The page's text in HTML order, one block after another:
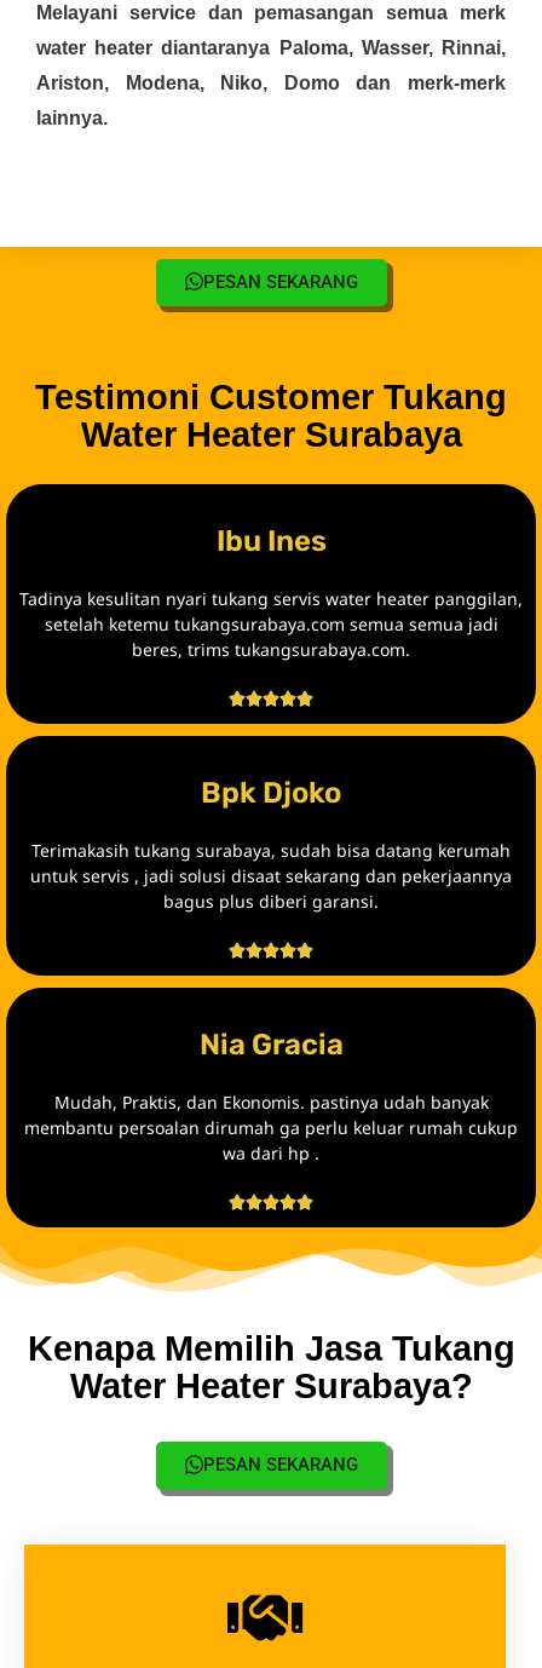
Melayani service dan pemasangan semua merk
water heater diantaranya Paloma, Wasser, Rinnai,
Ariston, Modena, Niko, Domo dan merk-merk
lainnya.
PESAN SEKARANG
Testimoni Customer Tukang
Water Heater Surabaya
Ibu Ines
Tadinya kesulitan nyari tukang servis water heater panggilan,
setelah ketemu tukangsurabaya.com semua semua jadi
beres, trims tukangsurabaya.com.

Bpk Djoko
Terimakasih tukang surabaya, sudah bisa datang kerumah
untuk servis , jadi solusi disaat sekarang dan pekerjaannya
bagus plus diberi garansi.

Nia Gracia
Mudah, Praktis, dan Ekonomis. pastinya udah banyak
membantu persoalan dirumah ga perlu keluar rumah cukup
wa dari hp .

Kenapa Memilih Jasa Tukang
Water Heater Surabaya?
PESAN SEKARANG